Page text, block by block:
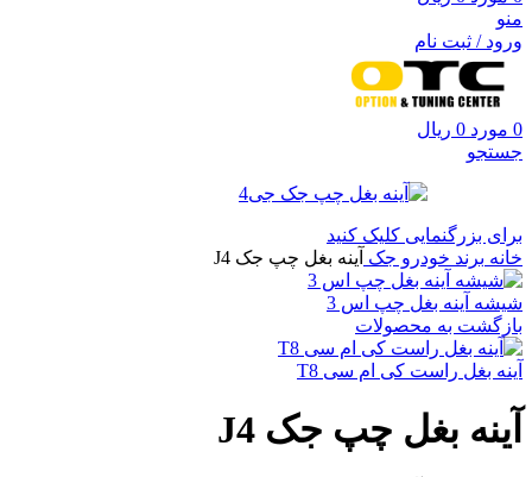
منو
ورود / ثبت نام
0 مورد 0 ریال
جستجو
برای بزرگنمایی کلیک کنید
خانه برند خودرو جک آینه بغل چپ جک J4
شیشه آینه بغل چپ اس 3
بازگشت به محصولات
آینه بغل راست کی ام سی T8
آینه بغل چپ جک J4